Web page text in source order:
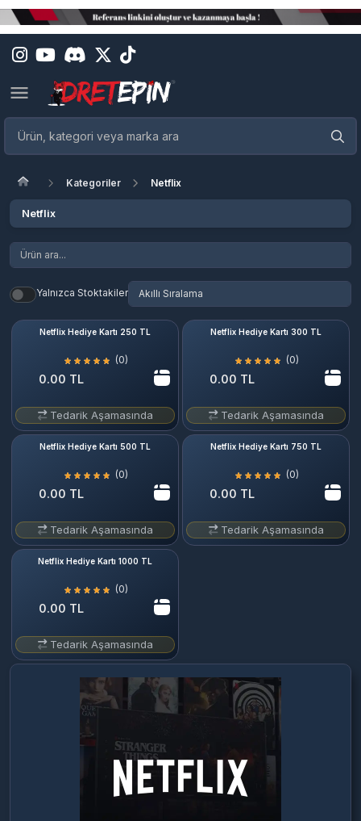
Kategoriler Netflix
Netflix
Yalnızca Stoktakiler
Netflix Hediye Kartı 250 TL
(0)
0.00 TL
Tedarik Aşamasında
Netflix Hediye Kartı 300 TL
(0)
0.00 TL
Tedarik Aşamasında
Netflix Hediye Kartı 500 TL
(0)
0.00 TL
Tedarik Aşamasında
Netflix Hediye Kartı 750 TL
(0)
0.00 TL
Tedarik Aşamasında
Netflix Hediye Kartı 1000 TL
(0)
0.00 TL
Tedarik Aşamasında